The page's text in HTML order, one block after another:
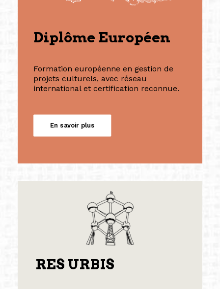
Diplôme Européen
Formation européenne en gestion de
projets culturels, avec réseau
international et certification reconnue.
En savoir plus
RES URBIS